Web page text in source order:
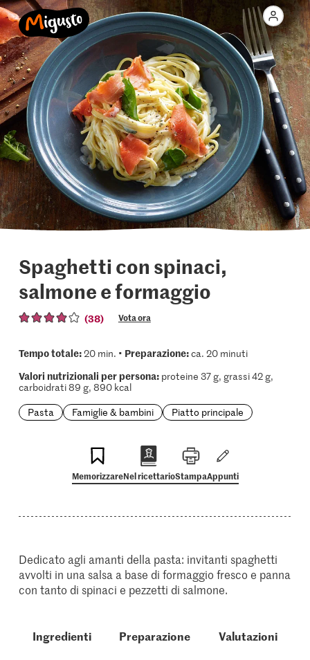
Spaghetti con spinaci,
salmone e formaggio
(38) Vota ora
Tempo totale:20 min. • Preparazione:ca. 20 minuti
Valori nutrizionali per persona:proteine 37 g, grassi 42 g,
carboidrati 89 g, 890 kcal
Pasta
Famiglie & bambini Piatto principale
MemorizzareNel ricettarioStampaAppunti
Dedicato agli amanti della pasta: invitanti spaghetti
avvolti in una salsa a base di formaggio fresco e panna
con tanto di spinaci e pezzetti di salmone.
Ingredienti Preparazione Valutazioni